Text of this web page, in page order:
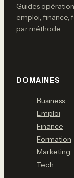
Guides
emploi, finance,
par méthode.
DOMAINES
Business
Emploi
Finance
Formation
Marketing
Tech